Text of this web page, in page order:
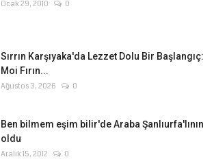
Ocak 29, 2010 0
Sırrın Karşıyaka'da Lezzet Dolu Bir Başlangıç:
Moi Fırın...
Ağustos 3, 2026 0
Ben bilmem eşim bilir'de Araba Şanlıurfa'lının
oldu
Aralık 15, 2012 0